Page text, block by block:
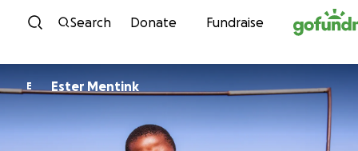
Skip to content
Search Donate Fundraise
E Ester Mentink